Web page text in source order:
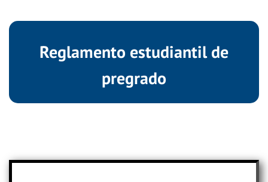
Reglamento estudiantil de
pregrado